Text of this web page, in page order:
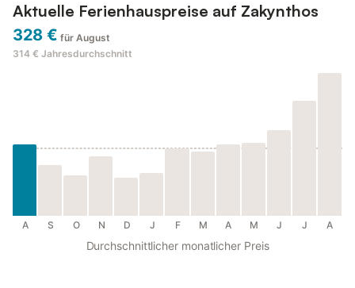
Aktuelle Ferienhauspreise auf Zakynthos
328 € für August
314 € Jahresdurchschnitt
A S O N D J F M A M J J A
Durchschnittlicher monatlicher Preis